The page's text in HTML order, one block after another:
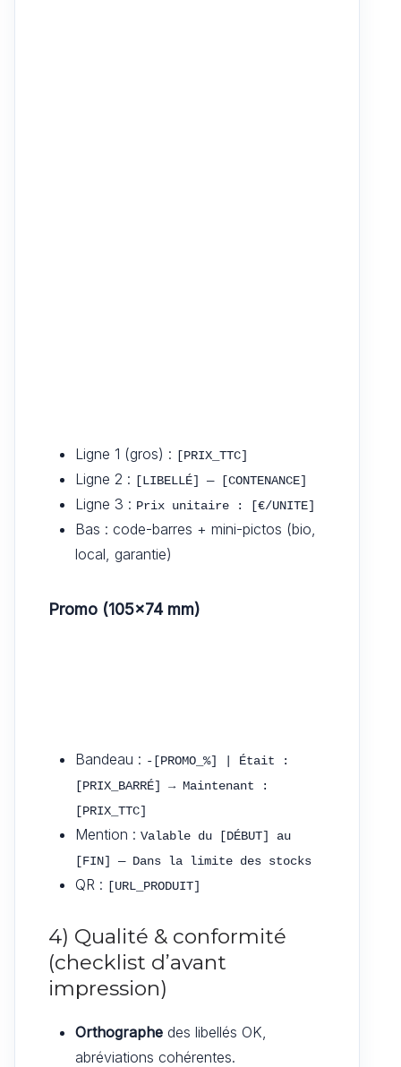
Ligne 1 (gros) : [PRIX_TTC]
Ligne 2 : [LIBELLÉ] — [CONTENANCE]
Ligne 3 : Prix unitaire : [€/UNITE]
Bas : code-barres + mini-pictos (bio,
local, garantie)
Promo (105×74 mm)
Bandeau : -[PROMO_%] | Était :
[PRIX_BARRÉ] → Maintenant :
[PRIX_TTC]
Mention : Valable du [DÉBUT] au
[FIN] — Dans la limite des stocks
QR : [URL_PRODUIT]
4) Qualité & conformité
(checklist d’avant
impression)
Orthographe des libellés OK,
abréviations cohérentes.